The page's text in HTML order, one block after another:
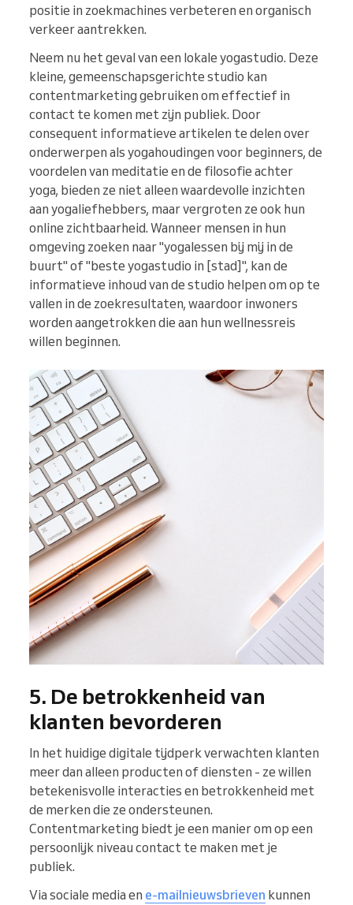
positie in zoekmachines verbeteren en organisch
verkeer aantrekken.
Neem nu het geval van een lokale yogastudio. Deze
kleine, gemeenschapsgerichte studio kan
contentmarketing gebruiken om effectief in
contact te komen met zijn publiek. Door
consequent informatieve artikelen te delen over
onderwerpen als yogahoudingen voor beginners, de
voordelen van meditatie en de filosofie achter
yoga, bieden ze niet alleen waardevolle inzichten
aan yogaliefhebbers, maar vergroten ze ook hun
online zichtbaarheid. Wanneer mensen in hun
omgeving zoeken naar "yogalessen bij mij in de
buurt" of "beste yogastudio in [stad]", kan de
informatieve inhoud van de studio helpen om op te
vallen in de zoekresultaten, waardoor inwoners
worden aangetrokken die aan hun wellnessreis
willen beginnen.
5. De betrokkenheid van
klanten bevorderen
In het huidige digitale tijdperk verwachten klanten
meer dan alleen producten of diensten - ze willen
betekenisvolle interacties en betrokkenheid met
de merken die ze ondersteunen.
Contentmarketing biedt je een manier om op een
persoonlijk niveau contact te maken met je
publiek.
Via sociale media en e-mailnieuwsbrieven kunnen